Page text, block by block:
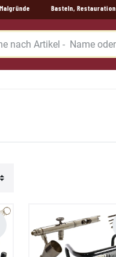
Malgründe Basteln, Restauration